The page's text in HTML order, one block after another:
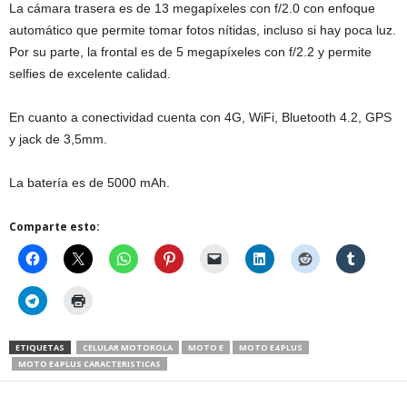
La cámara trasera es de 13 megapíxeles con f/2.0 con enfoque
automático que permite tomar fotos nítidas, incluso si hay poca luz.
Por su parte, la frontal es de 5 megapíxeles con f/2.2 y permite
selfies de excelente calidad.
En cuanto a conectividad cuenta con 4G, WiFi, Bluetooth 4.2, GPS
y jack de 3,5mm.
La batería es de 5000 mAh.
Comparte esto:
ETIQUETAS CELULAR MOTOROLA MOTO E
MOTO E4 PLUS
MOTO E4 PLUS CARACTERISTICAS